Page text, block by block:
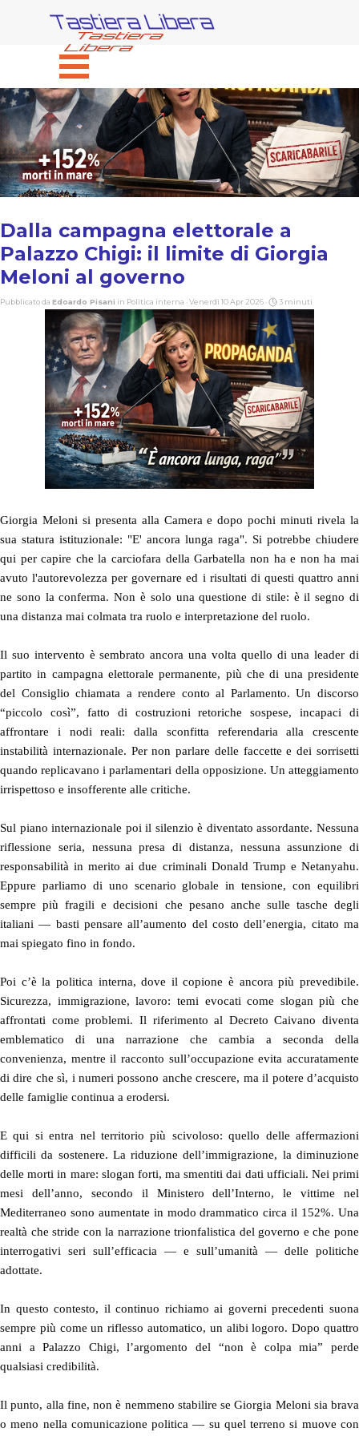
Tastiera Libera
Salta menù
Dalla campagna elettorale a
Palazzo Chigi: il limite di Giorgia
Meloni al governo
Pubblicato da Edoardo Pisani in Politica interna · Venerdì 10 Apr 2026 · 3 minuti
Giorgia Meloni si presenta alla Camera e dopo pochi minuti rivela la
sua statura istituzionale: "E' ancora lunga raga". Si potrebbe chiudere
qui per capire che la carciofara della Garbatella non ha e non ha mai
avuto l'autorevolezza per governare ed i risultati di questi quattro anni
ne sono la conferma. Non è solo una questione di stile: è il segno di
una distanza mai colmata tra ruolo e interpretazione del ruolo.
Il suo intervento è sembrato ancora una volta quello di una leader di
partito in campagna elettorale permanente, più che di una presidente
del Consiglio chiamata a rendere conto al Parlamento. Un discorso
“piccolo così”, fatto di costruzioni retoriche sospese, incapaci di
affrontare i nodi reali: dalla sconfitta referendaria alla crescente
instabilità internazionale. Per non parlare delle faccette e dei sorrisetti
quando replicavano i parlamentari della opposizione. Un atteggiamento
irrispettoso e insofferente alle critiche.
Sul piano internazionale poi il silenzio è diventato assordante. Nessuna
riflessione seria, nessuna presa di distanza, nessuna assunzione di
responsabilità in merito ai due criminali Donald Trump e Netanyahu.
Eppure parliamo di uno scenario globale in tensione, con equilibri
sempre più fragili e decisioni che pesano anche sulle tasche degli
italiani — basti pensare all’aumento del costo dell’energia, citato ma
mai spiegato fino in fondo.
Poi c’è la politica interna, dove il copione è ancora più prevedibile.
Sicurezza, immigrazione, lavoro: temi evocati come slogan più che
affrontati come problemi. Il riferimento al Decreto Caivano diventa
emblematico di una narrazione che cambia a seconda della
convenienza, mentre il racconto sull’occupazione evita accuratamente
di dire che sì, i numeri possono anche crescere, ma il potere d’acquisto
delle famiglie continua a erodersi.
E qui si entra nel territorio più scivoloso: quello delle affermazioni
difficili da sostenere. La riduzione dell’immigrazione, la diminuzione
delle morti in mare: slogan forti, ma smentiti dai dati ufficiali. Nei primi
mesi dell’anno, secondo il Ministero dell’Interno, le vittime nel
Mediterraneo sono aumentate in modo drammatico circa il 152%. Una
realtà che stride con la narrazione trionfalistica del governo e che pone
interrogativi seri sull’efficacia — e sull’umanità — delle politiche
adottate.
In questo contesto, il continuo richiamo ai governi precedenti suona
sempre più come un riflesso automatico, un alibi logoro. Dopo quattro
anni a Palazzo Chigi, l’argomento del “non è colpa mia” perde
qualsiasi credibilità.
Il punto, alla fine, non è nemmeno stabilire se Giorgia Meloni sia brava
o meno nella comunicazione politica — su quel terreno si muove con